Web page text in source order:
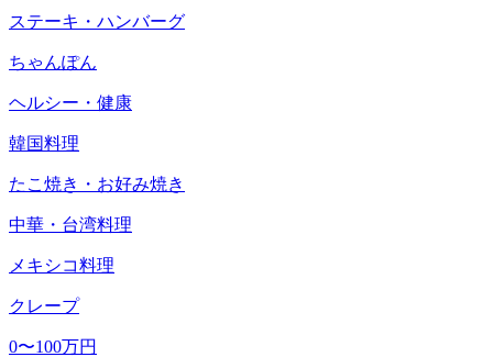
ステーキ・ハンバーグ
ちゃんぽん
ヘルシー・健康
韓国料理
たこ焼き・お好み焼き
中華・台湾料理
メキシコ料理
クレープ
0〜100万円